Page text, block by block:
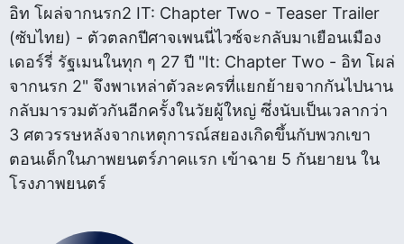
อิท โผล่จากนรก2 IT: Chapter Two - Teaser Trailer
(ซับไทย) - ตัวตลกปีศาจเพนนี่ไวซ์จะกลับมาเยือนเมือง
เดอร์รี่ รัฐเมนในทุก ๆ 27 ปี "It: Chapter Two - อิท โผล่
จากนรก 2" จึงพาเหล่าตัวละครที่แยกย้ายจากกันไปนาน
กลับมารวมตัวกันอีกครั้งในวัยผู้ใหญ่ ซึ่งนับเป็นเวลากว่า
3 ศตวรรษหลังจากเหตุการณ์สยองเกิดขึ้นกับพวกเขา
ตอนเด็กในภาพยนตร์ภาคแรก เข้าฉาย 5 กันยายน ใน
โรงภาพยนตร์